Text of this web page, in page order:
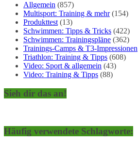
Allgemein (857)
Multisport: Training & mehr(154)
Produkttest(13)
Schwimmen: Tipps & Tricks (422)
Schwimmen: Trainingspläne (362)
Trainings-Camps & T3-Impressionen
Triathlon: Training & Tipps (608)
Video: Sport & allgemein (43)
Video: Training & Tipps (88)
Sieh dir das an!
Häufig verwendete Schlagworte: